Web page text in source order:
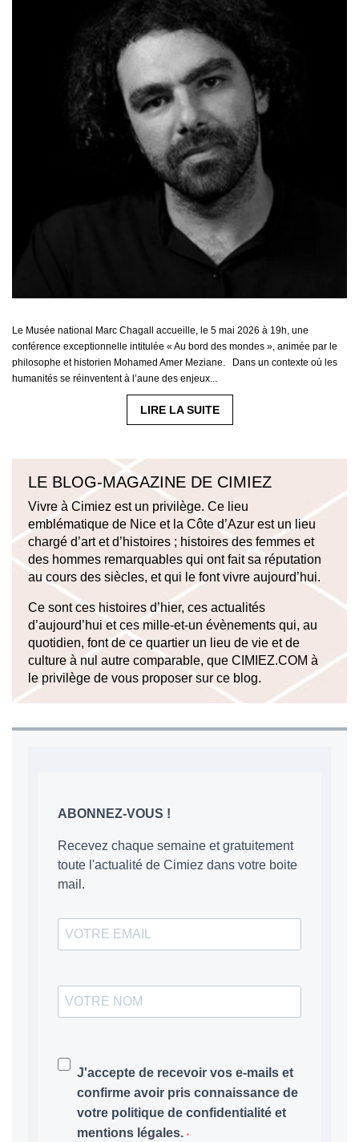
Le Musée national Marc Chagall accueille, le 5 mai 2026 à 19h, une
conférence exceptionnelle intitulée « Au bord des mondes », animée par le
philosophe et historien Mohamed Amer Meziane. Dans un contexte où les
humanités se réinventent à l’aune des enjeux...
LIRE LA SUITE
LE BLOG-MAGAZINE DE CIMIEZ
Vivre à Cimiez est un privilège. Ce lieu
emblématique de Nice et la Côte d’Azur est un lieu
chargé d’art et d’histoires ; histoires des femmes et
des hommes remarquables qui ont fait sa réputation
au cours des siècles, et qui le font vivre aujourd’hui.
Ce sont ces histoires d’hier, ces actualités
d’aujourd’hui et ces mille-et-un évènements qui, au
quotidien, font de ce quartier un lieu de vie et de
culture à nul autre comparable, que CIMIEZ.COM à
le privilège de vous proposer sur ce blog.
ABONNEZ-VOUS !
Recevez chaque semaine et gratuitement
toute l'actualité de Cimiez dans votre boite
mail.
J'accepte de recevoir vos e-mails et
confirme avoir pris connaissance de
votre politique de confidentialité et
mentions légales.